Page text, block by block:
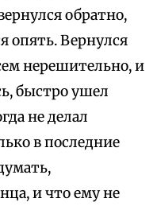
обратно,
опять. Вернулся
нерешительно, и
быстро ушел
не делал
в последние
и что ему не